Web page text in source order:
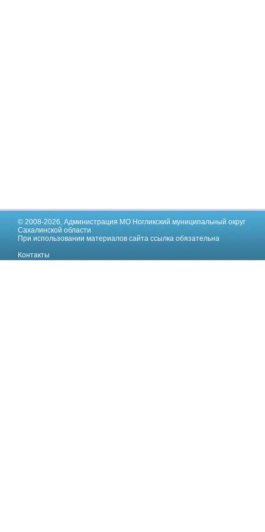
© 2008-2026,Администрация МО Ногликский муниципальный округ
Сахалинской области
При использовании материалов сайта ссылка обязательна
Контакты